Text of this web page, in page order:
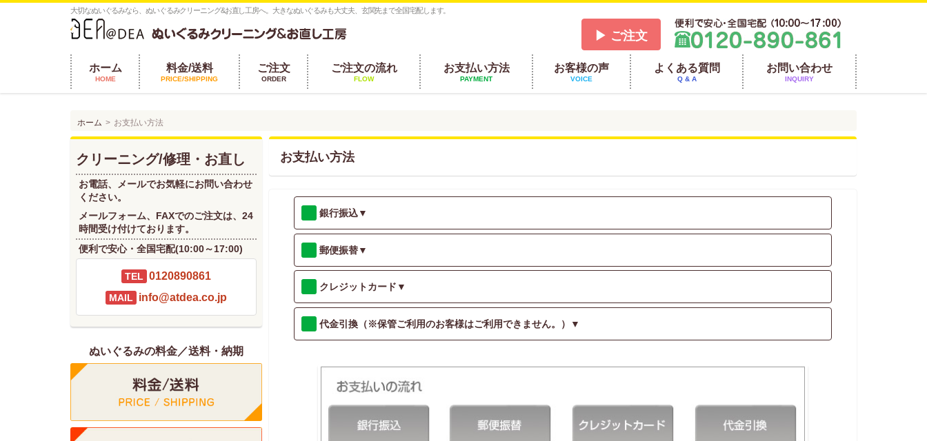
大切なぬいぐるみなら、ぬいぐるみクリーニング&お直し工房へ。大きなぬいぐるみも大丈夫、玄関先まで全国宅配します。
▶ ご注文
ホーム
HOME
料金/送料
PRICE/SHIPPING
ご注文
ORDER
ご注文の流れ
FLOW
お支払い方法
PAYMENT
お客様の声
VOICE
よくある質問
Q & A
お問い合わせ
INQUIRY
ホーム お支払い方法
お支払い方法
銀行振込▼
郵便振替▼
クレジットカード ▼
代金引換（※保管ご利用のお客様はご利用できません。） ▼
クリーニング/修理・お直し
お電話、メールでお気軽にお問い合わせ
ください。
メールフォーム、FAXでのご注文は、24
時間受け付けております。
便利で安心・全国宅配(10:00～17:00)
TEL 0120890861
MAIL info@atdea.co.jp
ぬいぐるみの料金／送料・納期